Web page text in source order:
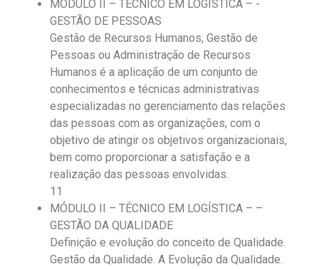
MÓDULO II – TÉCNICO EM LOGÍSTICA – -
GESTÃO DE PESSOAS
Gestão de Recursos Humanos, Gestão de
Pessoas ou Administração de Recursos
Humanos é a aplicação de um conjunto de
conhecimentos e técnicas administrativas
especializadas no gerenciamento das relações
das pessoas com as organizações, com o
objetivo de atingir os objetivos organizacionais,
bem como proporcionar a satisfação e a
realização das pessoas envolvidas.
11
MÓDULO II – TÉCNICO EM LOGÍSTICA – –
GESTÃO DA QUALIDADE
Definição e evolução do conceito de Qualidade.
Gestão da Qualidade. A Evolução da Qualidade.